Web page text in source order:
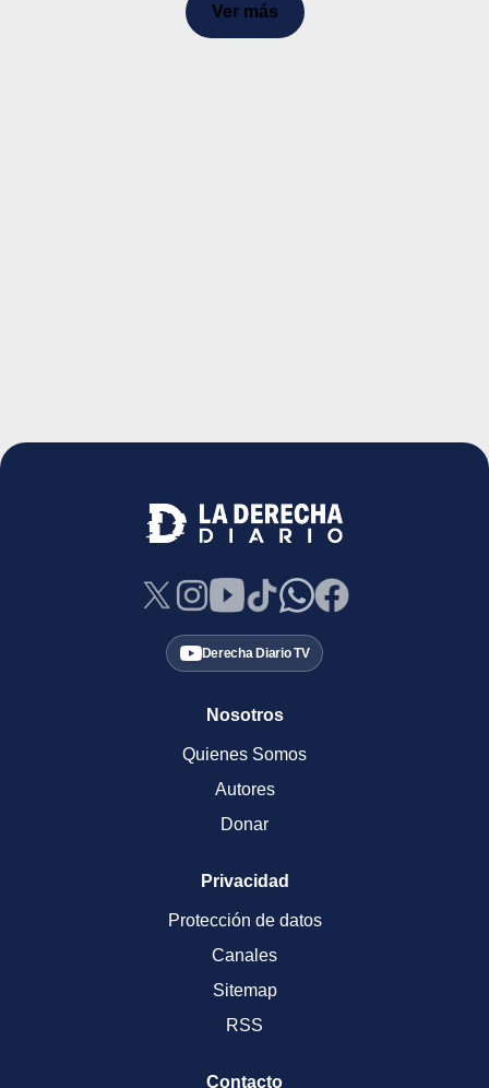
Ver más
Derecha Diario TV
Nosotros
Quienes Somos
Autores
Donar
Privacidad
Protección de datos
Canales
Sitemap
RSS
Contacto